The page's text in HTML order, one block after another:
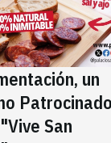
un
San